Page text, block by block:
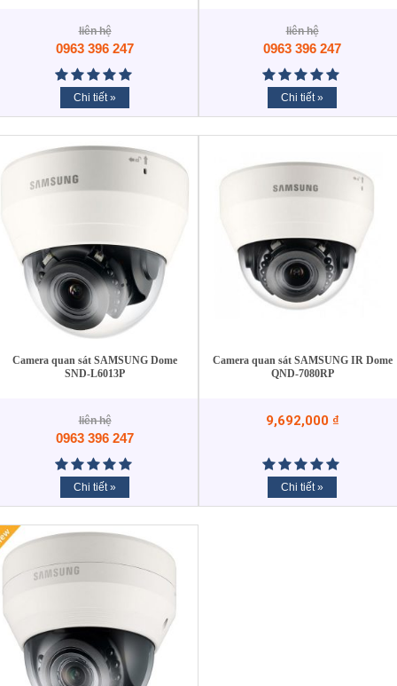
liên hệ
0963 396 247
Chi tiết »
liên hệ
0963 396 247
Chi tiết »
Camera quan sát SAMSUNG Dome
SND-L6013P
liên hệ
0963 396 247
Chi tiết »
Camera quan sát SAMSUNG IR Dome
QND-7080RP
9,692,000 ₫
Chi tiết »